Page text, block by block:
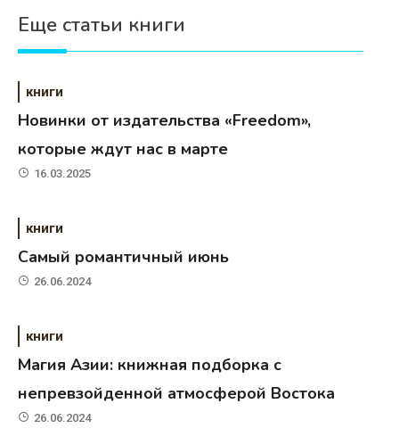
Еще статьи книги
книги
Новинки от издательства «Freedom»,
которые ждут нас в марте
16.03.2025
книги
Самый романтичный июнь
26.06.2024
книги
Магия Азии: книжная подборка с
непревзойденной атмосферой Востока
26.06.2024